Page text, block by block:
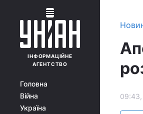
ІНФОРМАЦІЙНЕ
АГЕНТСТВО
Головна
Війна
Україна
09:43,